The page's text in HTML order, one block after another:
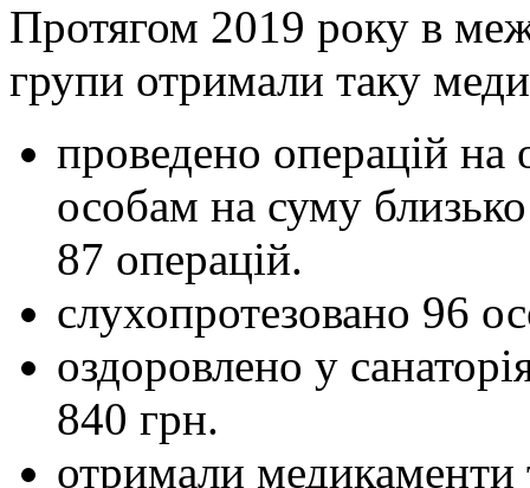
Протягом 2019 року в
групи отримали таку
проведено операцій на
особам на суму
87 операцій.
слухопротезовано 96
оздоровлено у
840 грн.
отримали медикаменти